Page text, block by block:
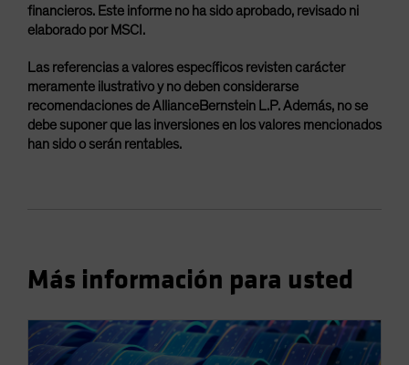
financieros. Este informe no ha sido aprobado, revisado ni
elaborado por MSCI.
Las referencias a valores específicos revisten carácter
meramente ilustrativo y no deben considerarse
recomendaciones de AllianceBernstein L.P. Además, no se
debe suponer que las inversiones en los valores mencionados
han sido o serán rentables.
Más información para usted